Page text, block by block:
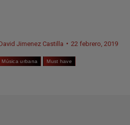
Jimenez Castilla 22 febrero, 2019
Música urbana Must have